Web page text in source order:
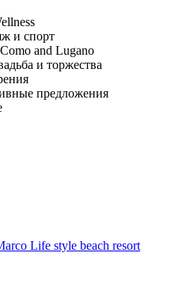
и спорт
and Lugano
и торжества
предложения
Life style beach resort